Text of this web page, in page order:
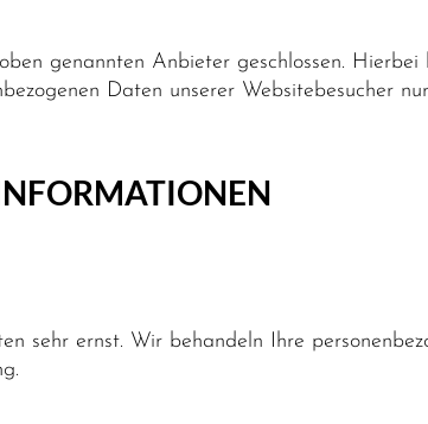
genannten Anbieter geschlossen. Hierbei
Daten unserer Websitebesucher
sehr ernst. Wir behandeln Ihre